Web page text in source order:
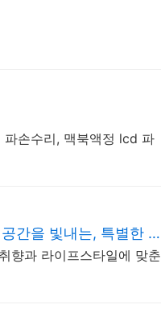
손수리, 맥북액정 lcd 파
간을 빛내는, 특별한 기
향과 라이프스타일에 맞춘